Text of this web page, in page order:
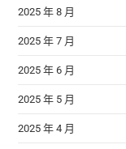
2025 年 8 月
2025 年 7 月
2025 年 6 月
2025 年 5 月
2025 年 4 月